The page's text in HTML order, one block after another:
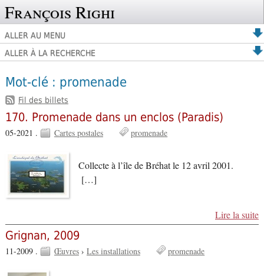
François Righi
ALLER AU MENU
ALLER À LA RECHERCHE
Mot-clé : promenade
Fil des billets
170. Promenade dans un enclos (Paradis)
05-2021 . Cartes postales promenade
Collecte à l’île de Bréhat le 12 avril 2001.
[…]
Lire la suite
Grignan, 2009
11-2009 . Œuvres› Les installations promenade